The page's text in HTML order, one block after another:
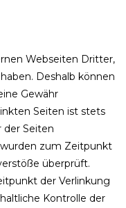
Webseiten Dritter,
Deshalb können
Gewähr
Seiten ist stets
der Seiten
zum Zeitpunkt
überprüft.
der Verlinkung
Kontrolle der